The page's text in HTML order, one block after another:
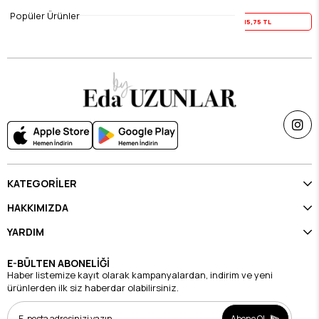
Yaz İndirimi 15,75 TL
KATEGORİLER
HAKKIMIZDA
YARDIM
E-BÜLTEN ABONELİĞİ
Haber listemize kayıt olarak kampanyalardan, indirim ve yeni
ürünlerden ilk siz haberdar olabilirsiniz.
Popüler Ürünler